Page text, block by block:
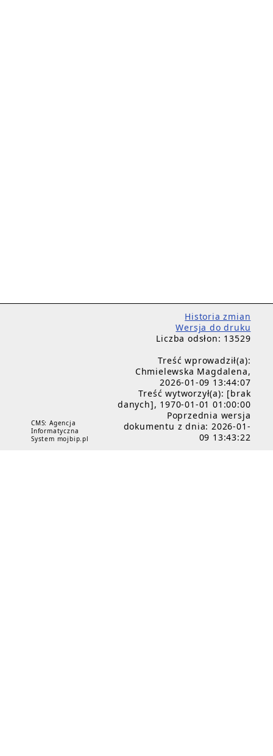
CMS: Agencja
Informatyczna
System mojbip.pl
Historia zmian
Wersja do druku
Liczba odsłon: 13529
Treść wprowadził(a):
Chmielewska Magdalena,
2026-01-09 13:44:07
Treść wytworzył(a): [brak
danych], 1970-01-01 01:00:00
Poprzednia wersja
dokumentu z dnia: 2026-01-
09 13:43:22